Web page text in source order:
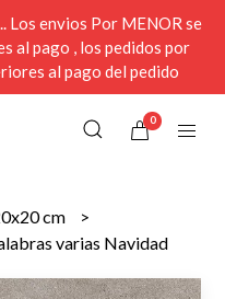
Los envios Por MENOR se
al pago , los pedidos por
al pago del pedido
0
cm
varias Navidad